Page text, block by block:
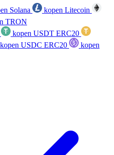
Solana
kopen Litecoin
TRON
kopen USDT ERC20
kopen USDC ERC20
kopen